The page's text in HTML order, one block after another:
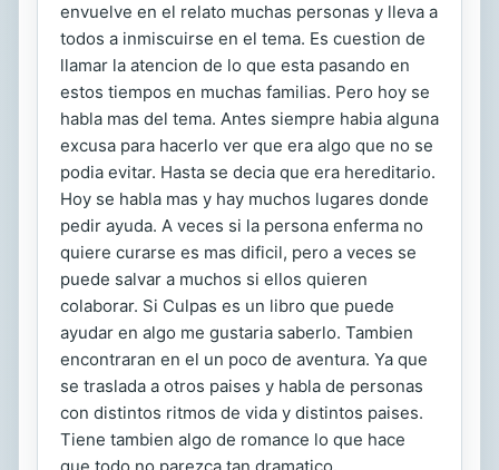
envuelve en el relato muchas personas y lleva a
todos a inmiscuirse en el tema. Es cuestion de
llamar la atencion de lo que esta pasando en
estos tiempos en muchas familias. Pero hoy se
habla mas del tema. Antes siempre habia alguna
excusa para hacerlo ver que era algo que no se
podia evitar. Hasta se decia que era hereditario.
Hoy se habla mas y hay muchos lugares donde
pedir ayuda. A veces si la persona enferma no
quiere curarse es mas dificil, pero a veces se
puede salvar a muchos si ellos quieren
colaborar. Si Culpas es un libro que puede
ayudar en algo me gustaria saberlo. Tambien
encontraran en el un poco de aventura. Ya que
se traslada a otros paises y habla de personas
con distintos ritmos de vida y distintos paises.
Tiene tambien algo de romance lo que hace